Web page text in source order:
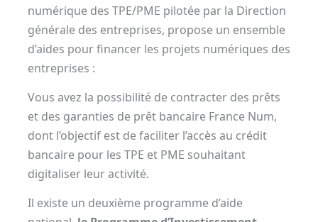
numérique des TPE/PME pilotée par la Direction
générale des entreprises, propose un ensemble
d’aides pour financer les projets numériques des
entreprises :
Vous avez la possibilité de contracter des prêts
et des garanties de prêt bancaire France Num,
dont l’objectif est de faciliter l’accès au crédit
bancaire pour les TPE et PME souhaitant
digitaliser leur activité.
Il existe un deuxième programme d’aide